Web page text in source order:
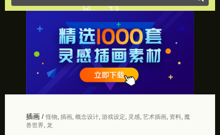
插画/ 怪物 插画, 概念设计, 游戏设定 灵感, 艺术插画, 资料,
魔
兽世界 龙